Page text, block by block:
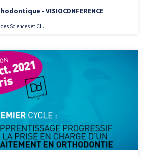
- VISIOCONFERENCE
Sciences et Cl...